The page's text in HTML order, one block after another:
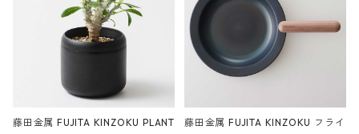
藤田金属 FUJITA KINZOKU PLANT
藤田金属 FUJITA KINZOKU フライ